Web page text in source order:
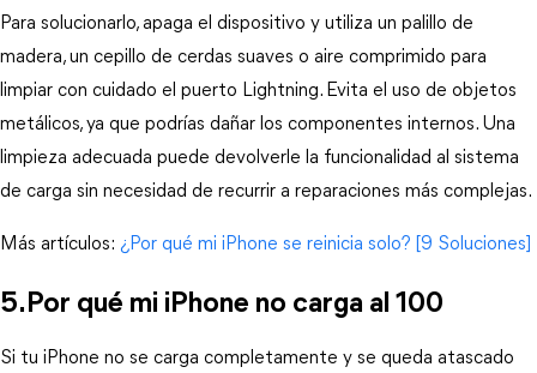
Para solucionarlo, apaga el dispositivo y utiliza un palillo de
madera, un cepillo de cerdas suaves o aire comprimido para
limpiar con cuidado el puerto Lightning. Evita el uso de objetos
metálicos, ya que podrías dañar los componentes internos. Una
limpieza adecuada puede devolverle la funcionalidad al sistema
de carga sin necesidad de recurrir a reparaciones más complejas.
Más artículos: ¿Por qué mi iPhone se reinicia solo? [9 Soluciones]
5.Por qué mi iPhone no carga al 100
Si tu iPhone no se carga completamente y se queda atascado